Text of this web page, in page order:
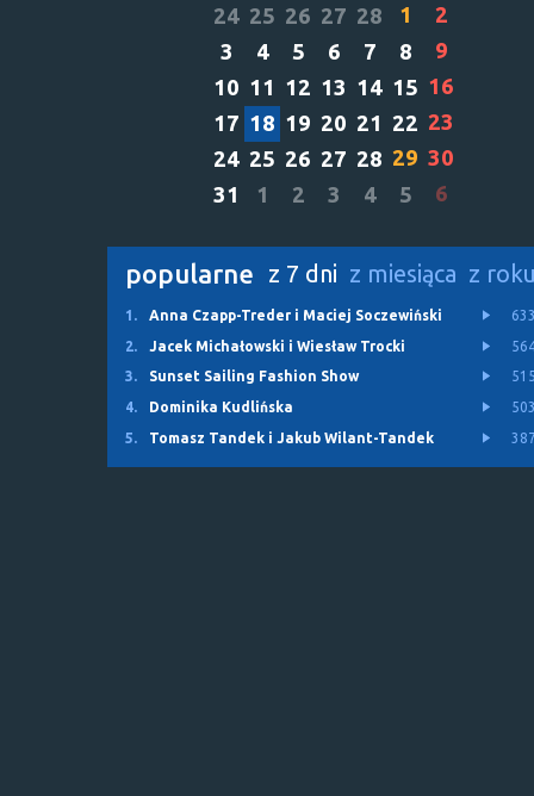
24 25 26 27 28 1
2
3
4 5 6 7 8
9
10 11 12 13 14 15 16
17 18 19 20 21 22 23
24 25 26 27 28 29 30
31
1 2 3 4 5 6
popularne z 7 dni z miesiąca z
1. Anna Czapp-Treder i Maciej Soczewiński
2.
Jacek Michałowski i Wiesław Trocki
3.
Sunset Sailing Fashion Show
4.
Dominika Kudlińska
5.
Tomasz Tandek i Jakub Wilant-Tandek